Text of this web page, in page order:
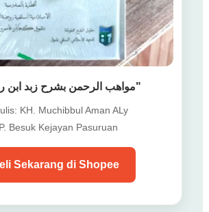
"مواهب الرحمن بشرح زبد ابن
KH. Muchibbul Aman ALy
Besuk Kejayan Pasuruan
Sekarang di Shopee